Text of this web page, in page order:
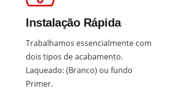
Instalação Rápida
Trabalhamos essencialmente com
dois tipos de acabamento.
Laqueado: (Branco) ou fundo
Primer.